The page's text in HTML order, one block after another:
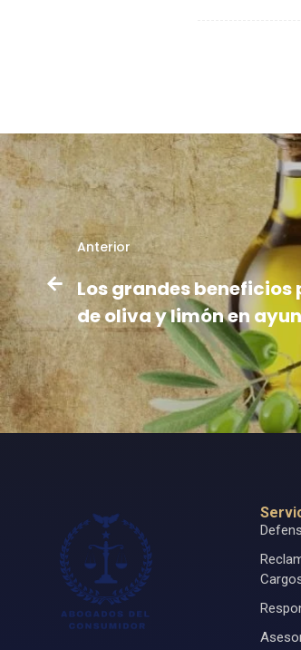
Anterior
Los grandes
de oliva y limón en